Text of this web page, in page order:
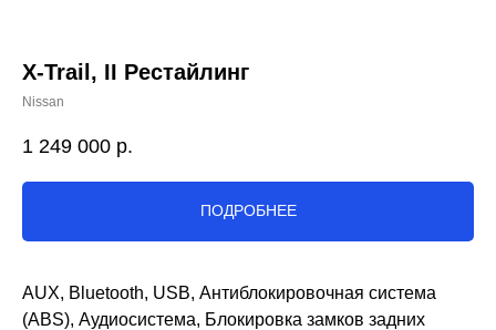
X-Trail, II Рестайлинг
Nissan
1 249 000 р.
ПОДРОБНЕЕ
AUX, Bluetooth, USB, Антиблокировочная система
(ABS), Аудиосистема, Блокировка замков задних